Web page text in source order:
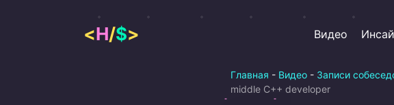
содержимому
<H/$> Видео
Главная - Видео - Записи
middle С++ developer